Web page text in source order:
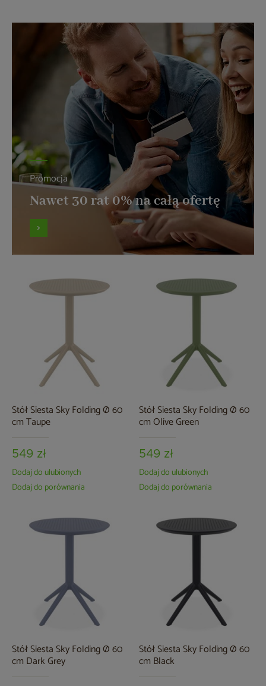
Promocja
Nawet 30 rat 0% na całą ofertę
Stół Siesta Sky Folding Ø 60
cm Taupe
549 zł
Dodaj do ulubionych
Dodaj do porównania
Stół Siesta Sky Folding Ø 60
cm Olive Green
549 zł
Dodaj do ulubionych
Dodaj do porównania
Stół Siesta Sky Folding Ø 60
cm Dark Grey
Stół Siesta Sky Folding Ø 60
cm Black